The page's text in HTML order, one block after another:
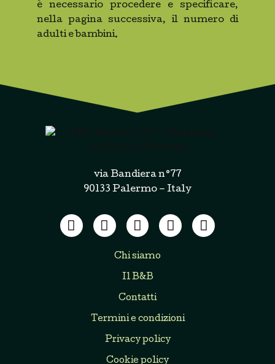
è necessario procedere e specificare,
nella pagina successiva, il numero di
adulti e bambini.
via Bandiera n°77
90133 Palermo – Italy
Chi siamo
Il B&B
Contatti
Termini e condizioni
Privacy policy
Cookie policy